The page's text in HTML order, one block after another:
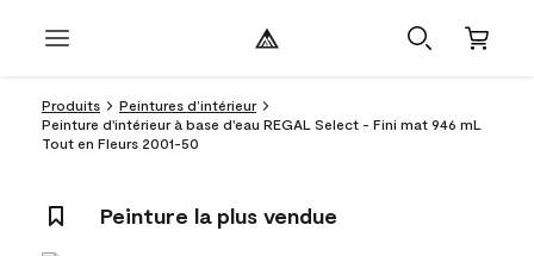
Produits
Peintures d’intérieur
Peinture d'intérieur à base d'eau REGAL Select - Fini mat 946 mL
Tout en Fleurs 2001-50
Peinture la plus vendue